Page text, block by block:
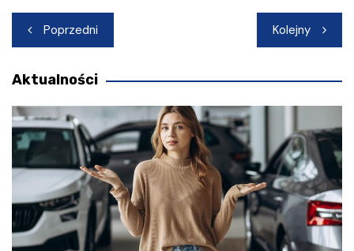
Nawigacja
wpisu
Poprzedni Kolejny
Aktualności